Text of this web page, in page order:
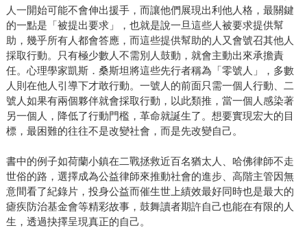
人一開始可能不會伸出援手，而讓他們展現出利他人格，最關鍵
的一點是「被提出要求」，也就是說一旦這些人被要求提供幫
助，幾乎所有人都會答應，而這些提供幫助的人又會號召其他人
採取行動。只有極少數人不需別人鼓動，就會主動出來承擔責
任。心理學家凱斯．桑斯坦將這些先行者稱為「零號人」，多數
人則在他人引導下才敢行動。一號人的前面只需一個人行動、二
號人如果有兩個夥伴就會採取行動，以此類推，當一個人感染著
另一個人，降低了行動門檻，革命就誕生了。想要實現宏大的目
標，最困難的往往不是改變社會，而是先改變自己。
書中的例子如荷蘭小鎮在二戰拯救近百名猶太人、哈佛律師不走
世俗的路，選擇成為公益律師來推動社會的進步、高階主管因無
意間看了紀錄片，投身公益而催生世上績效最好同時也是最大的
瘧疾防治基金會等精彩故事，鼓舞讀者期許自己也能在有限的人
生，透過抉擇呈現真正的自己。